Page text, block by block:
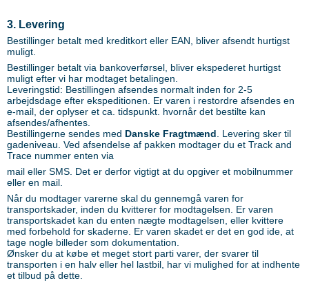
3. Levering
Bestillinger betalt med kreditkort eller EAN, bliver afsendt hurtigst
muligt.
Bestillinger betalt via bankoverførsel, bliver ekspederet hurtigst
muligt efter vi har modtaget betalingen.
Leveringstid: Bestillingen afsendes normalt inden for 2-5
arbejdsdage efter ekspeditionen. Er varen i restordre afsendes en
e-mail, der oplyser et ca. tidspunkt. hvornår det bestilte kan
afsendes/afhentes.
Bestillingerne sendes med Danske Fragtmænd . Levering sker til
gadeniveau. Ved afsendelse af pakken modtager du et Track and
Trace nummer enten via
mail eller SMS. Det er derfor vigtigt at du opgiver et mobilnummer
eller en mail.
Når du modtager varerne skal du gennemgå varen for
transportskader, inden du kvitterer for modtagelsen. Er varen
transportskadet kan du enten nægte modtagelsen, eller kvittere
med forbehold for skaderne. Er varen skadet er det en god ide, at
tage nogle billeder som dokumentation.
Ønsker du at købe et meget stort parti varer, der svarer til
transporten i en halv eller hel lastbil, har vi mulighed for at indhente
et tilbud på dette.